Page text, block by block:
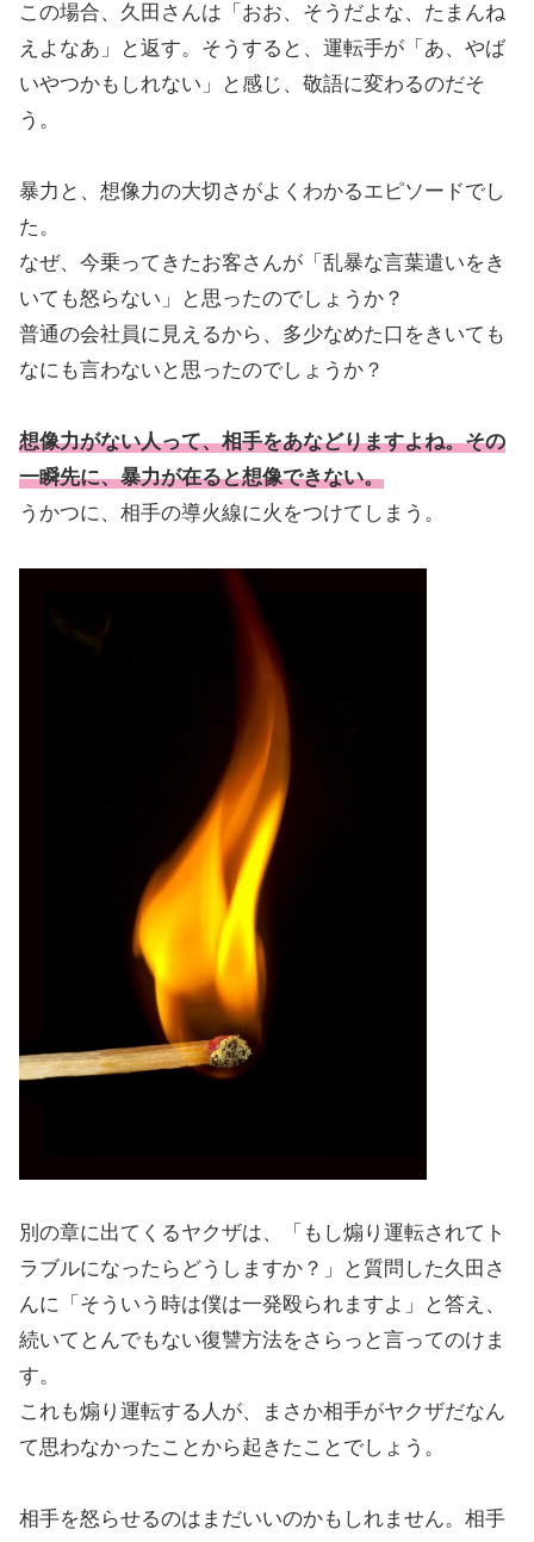
この場合、久田さんは「おお、そうだよな、たまんね
えよなあ」と返す。そうすると、運転手が「あ、やば
いやつかもしれない」と感じ、敬語に変わるのだそ
う。
暴力と、想像力の大切さがよくわかるエピソードでし
た。
なぜ、今乗ってきたお客さんが「乱暴な言葉遣いをき
いても怒らない」と思ったのでしょうか？
普通の会社員に見えるから、多少なめた口をきいても
なにも言わないと思ったのでしょうか？
想像力がない人って、相手をあなどりますよね。その
一瞬先に、暴力が在ると想像できない。
うかつに、相手の導火線に火をつけてしまう。
別の章に出てくるヤクザは、「もし煽り運転されてト
ラブルになったらどうしますか？」と質問した久田さ
んに「そういう時は僕は一発殴られますよ」と答え、
続いてとんでもない復讐方法をさらっと言ってのけま
す。
これも煽り運転する人が、まさか相手がヤクザだなん
て思わなかったことから起きたことでしょう。
相手を怒らせるのはまだいいのかもしれません。相手